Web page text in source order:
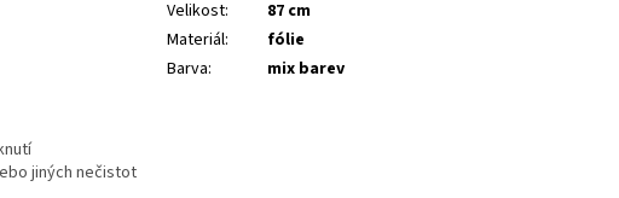
jiných nečistot
Velikost:
87 cm
Materiál:
fólie
Barva: mix barev